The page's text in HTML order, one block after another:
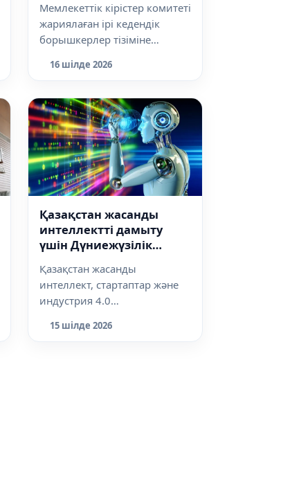
енді
Мемлекеттік кірістер комитеті
жариялаған ірі кедендік
борышкерлер тізіміне
Нұрсұлтан Назарба...
16 шілде 2026
Қазақстан жасанды
интеллектті дамыту
үшін Дүниежүзілік
қарыз алуды жоспарлап
отыр
Қазақстан жасанды
интеллект, стартаптар және
индустрия 4.0
арналған жобаны іске асыру...
15 шілде 2026